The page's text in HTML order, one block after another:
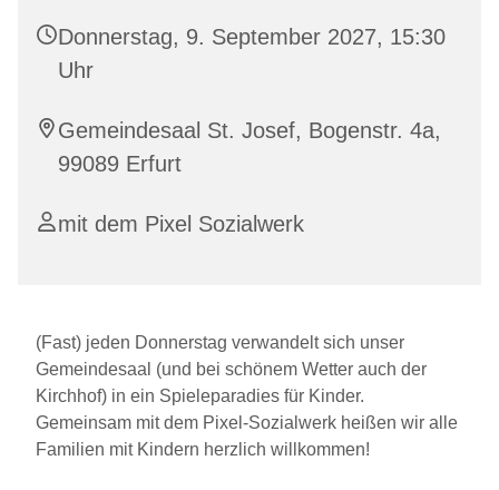
Donnerstag, 9. September 2027, 15:30
Uhr
Gemeindesaal St. Josef, Bogenstr. 4a,
99089 Erfurt
mit dem Pixel Sozialwerk
(Fast) jeden Donnerstag verwandelt sich unser
Gemeindesaal (und bei schönem Wetter auch der
Kirchhof) in ein Spieleparadies für Kinder.
Gemeinsam mit dem Pixel-Sozialwerk heißen wir alle
Familien mit Kindern herzlich willkommen!